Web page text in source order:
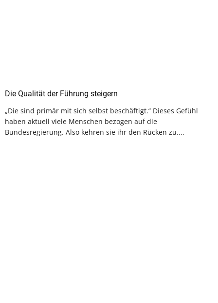
Die Qualität der Führung steigern
„Die sind primär mit sich selbst beschäftigt.“ Dieses Gefühl
haben aktuell viele Menschen bezogen auf die
Bundesregierung. Also kehren sie ihr den Rücken zu....